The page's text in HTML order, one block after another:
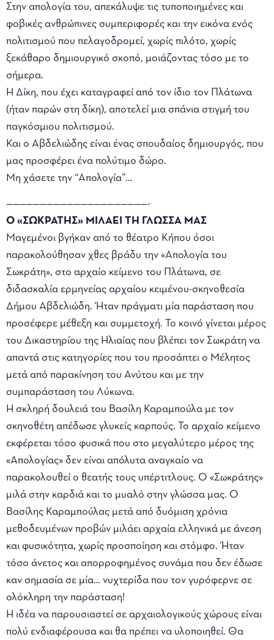
Στην απολογία του, απεκάλυψε τις τυποποιημένες και
φοβικές ανθρώπινες συμπεριφορές και την εικόνα ενός
πολιτισμού που πελαγοδρομεί, χωρίς πιλότο, χωρίς
ξεκάθαρο δημιουργικό σκοπό, μοιάζοντας τόσο με το
σήμερα.
Η Δίκη, που έχει καταγραφεί από τον ίδιο τον Πλάτωνα
(ήταν παρών στη δίκη), αποτελεί μια σπάνια στιγμή του
παγκόσμιου πολιτισμού.
Και ο Αβδελιώδης είναι ένας σπουδαίος δημιουργός, που
μας προσφέρει ένα πολύτιμο δώρο.
Μη χάσετε την “Απολογία”…
—————————————————————-
Ο «ΣΩΚΡΑΤΗΣ» ΜΙΛΑΕΙ ΤΗ ΓΛΩΣΣΑ ΜΑΣ
Μαγεμένοι βγήκαν από το θέατρο Κήπου όσοι
παρακολούθησαν χθες βράδυ την «Απολογία του
Σωκράτη», στο αρχαίο κείμενο του Πλάτωνα, σε
διδασκαλία ερμηνείας αρχαίου κειμένου-σκηνοθεσία
Δήμου Αβδελιώδη. Ήταν πράγματι μία παράσταση που
προσέφερε μέθεξη και συμμετοχή. To κοινό γίνεται μέρος
του Δικαστηρίου της Ηλιαίας που βλέπει τον Σωκράτη να
απαντά στις κατηγορίες που του προσάπτει ο Μέλητος
μετά από παρακίνηση του Ανύτου και με την
συμπαράσταση του Λύκωνα.
Η σκληρή δουλειά του Βασίλη Καραμπούλα με τον
σκηνοθέτη απέδωσε γλυκείς καρπούς. Το αρχαίο κείμενο
εκφέρεται τόσο φυσικά που στο μεγαλύτερο μέρος της
«Απολογίας» δεν είναι απόλυτα αναγκαίο να
παρακολουθεί ο θεατής τους υπέρτιτλους. Ο «Σωκράτης»
μιλά στην καρδιά και το μυαλό στην γλώσσα μας. Ο
Βασίλης Καραμπούλας μετά από δυόμιση χρόνια
μεθοδευμένων προβών μιλάει αρχαία ελληνικά με άνεση
και φυσικότητα, χωρίς προσποίηση και στόμφο. Ήταν
τόσο άνετος και απορροφημένος συνάμα που δεν έδωσε
καν σημασία σε μία… νυχτερίδα που τον γυρόφερνε σε
ολόκληρη την παράσταση!
Η ιδέα να παρουσιαστεί σε αρχαιολογικούς χώρους είναι
πολύ ενδιαφέρουσα και θα πρέπει να υλοποιηθεί. Θα